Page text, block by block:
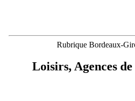
Rubrique Bordeaux-
Loisirs, Agences de